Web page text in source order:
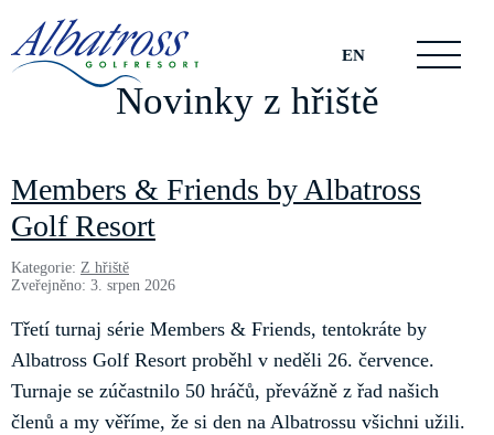
EN
Novinky z hřiště
Members & Friends by Albatross
Golf Resort
Kategorie: Z hřiště
Zveřejněno: 3. srpen 2026
Třetí turnaj série Members & Friends, tentokráte by
Albatross Golf Resort proběhl v neděli 26. července.
Turnaje se zúčastnilo 50 hráčů, převážně z řad našich
členů a my věříme, že si den na Albatrossu všichni užili.